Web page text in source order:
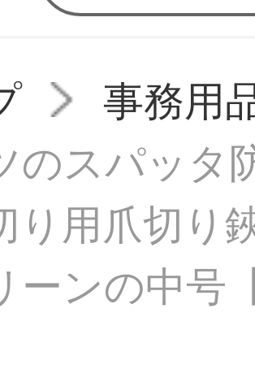
事務用
のスパッタ
り用爪切り
ーンの中号